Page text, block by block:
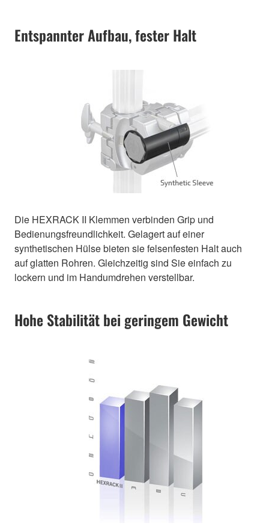
Entspannter Aufbau, fester Halt
Die HEXRACK II Klemmen verbinden Grip und
Bedienungsfreundlichkeit. Gelagert auf einer
synthetischen Hülse bieten sie felsenfesten Halt auch
auf glatten Rohren. Gleichzeitig sind Sie einfach zu
lockern und im Handumdrehen verstellbar.
Hohe Stabilität bei geringem Gewicht